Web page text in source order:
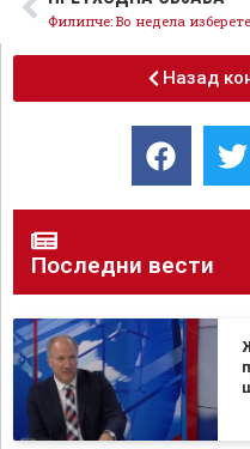
Назад
Последни вести